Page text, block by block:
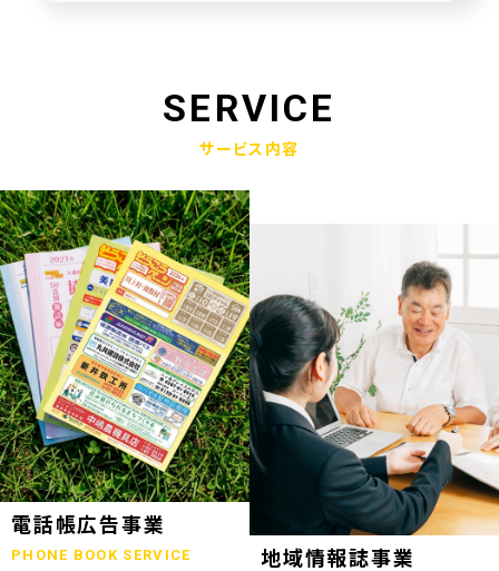
2024.12.17
赤穂市版「わたしの終活覚書」が神戸新聞に掲載されました
2024.11.14
エンディングノート「わたしの終活覚書」書き方講座開催
2024.10.25
赤穂市エンディングノート「わたしの終活覚書」発刊式にて
2024.06.17
「未来創造企業」の第9期に認定されました
2023.07.24
終活ガイド「旅じたくノート」を発行しました
SERVICE
サービス内容
電話帳広告事業
PHONE BOOK SERVICE 地域情報誌事業